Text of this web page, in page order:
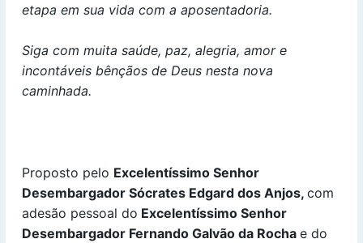
etapa em sua vida com a aposentadoria.
Siga com muita saúde, paz, alegria, amor e
incontáveis bênçãos de Deus nesta nova
caminhada.
Proposto pelo Excelentíssimo Senhor
Desembargador Sócrates Edgard dos Anjos,com
adesão pessoal do Excelentíssimo Senhor
Desembargador Fernando Galvão da Rochae do